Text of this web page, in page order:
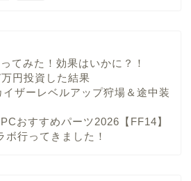
てみた！効果はいかに？！
円投資した結果
イザーレベルアップ狩場＆途中装
おすすめパーツ2026【FF14】
ボ行ってきました！